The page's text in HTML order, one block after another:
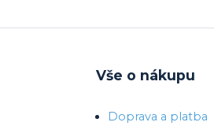
Vše o nákupu
Doprava a platba